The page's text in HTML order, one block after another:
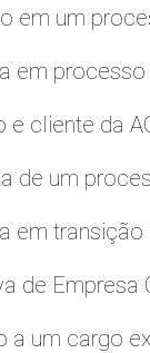
em um
em
e cliente da
de um
em transição
de Empresa
a um cargo